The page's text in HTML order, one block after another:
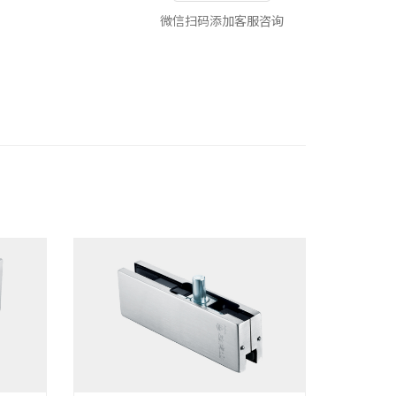
微信扫码添加客服咨询